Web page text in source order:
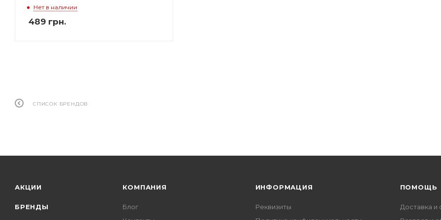
Нет в наличии
489 грн.
СПИСОК БРЕНДОВ
АКЦИИ
БРЕНДЫ
КОМПАНИЯ
Блог
ИНФОРМАЦИЯ
Реквизиты
ПОМОЩЬ
Доставка и